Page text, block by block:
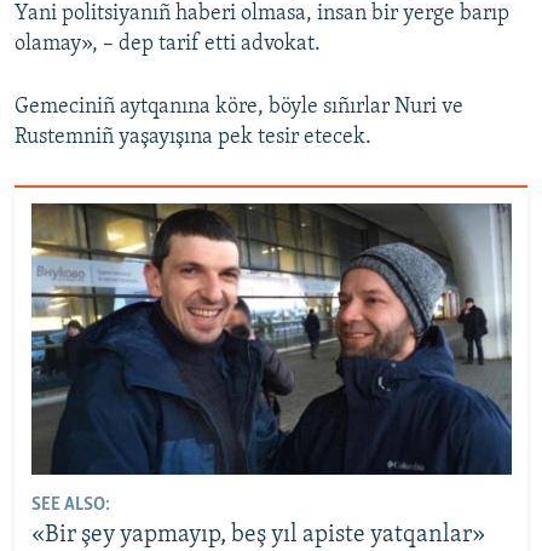
RFE/RS bütün saytları
Yani politsiyanıñ haberi olmasa, insan bir yerge barıp
olamay», – dep tarif etti advokat.
Gemeciniñ aytqanına köre, böyle sıñırlar Nuri ve
Rustemniñ yaşayışına pek tesir etecek.
SEE ALSO:
«Bir şey yapmayıp, beş yıl apiste yatqanlar»